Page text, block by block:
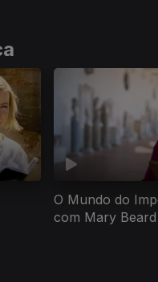
O Mundo do
com Mary Beard